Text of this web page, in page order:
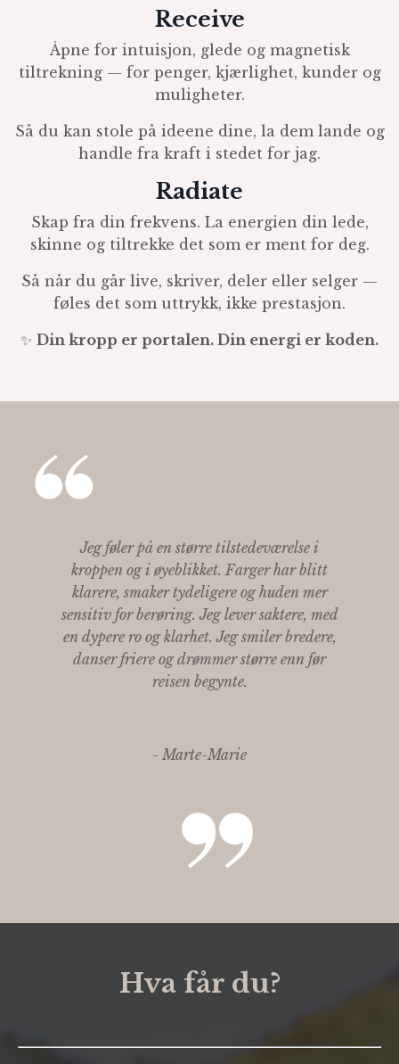
Receive
Åpne for intuisjon, glede og magnetisk
tiltrekning — for penger, kjærlighet, kunder og
muligheter.
Så du kan stole på ideene dine, la dem lande og
handle fra kraft i stedet for jag.
Radiate
Skap fra din frekvens. La energien din lede,
skinne og tiltrekke det som er ment for deg.
Så når du går live, skriver, deler eller selger —
føles det som uttrykk, ikke prestasjon.
✨ Din kropp er portalen. Din energi er koden.
Jeg føler på en større tilstedeværelse i
kroppen og i øyeblikket. Farger har blitt
klarere, smaker tydeligere og huden mer
sensitiv for berøring. Jeg lever saktere, med
en dypere ro og klarhet. Jeg smiler bredere,
danser friere og drømmer større enn før
reisen begynte.
- Marte-Marie
Hva får du?